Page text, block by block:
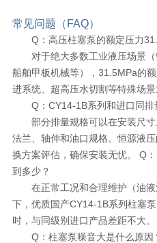
常见问题（FAQ）
Q：高压柱塞泵的额定压力
对于绝大多数工业液压场景
船舶甲板机械等），31.5MPa的
进系统、超高压水切割等特殊场
Q：CY14-1B系列和进口同排
部分排量规格可以在安装尺
法兰、轴伸和油口规格。恒源液
换方案评估，确保安装无忧。 Q
到多少？
在正常工况和合理维护（油
下，优质国产CY14-1B系列柱塞
时，与同级别进口产品差距不大。
Q：柱塞泵噪音大是什么原因